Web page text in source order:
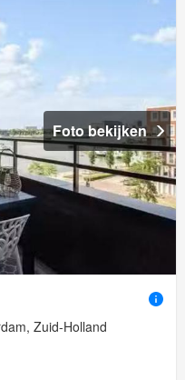
Foto bekijken
Zuid-Holland